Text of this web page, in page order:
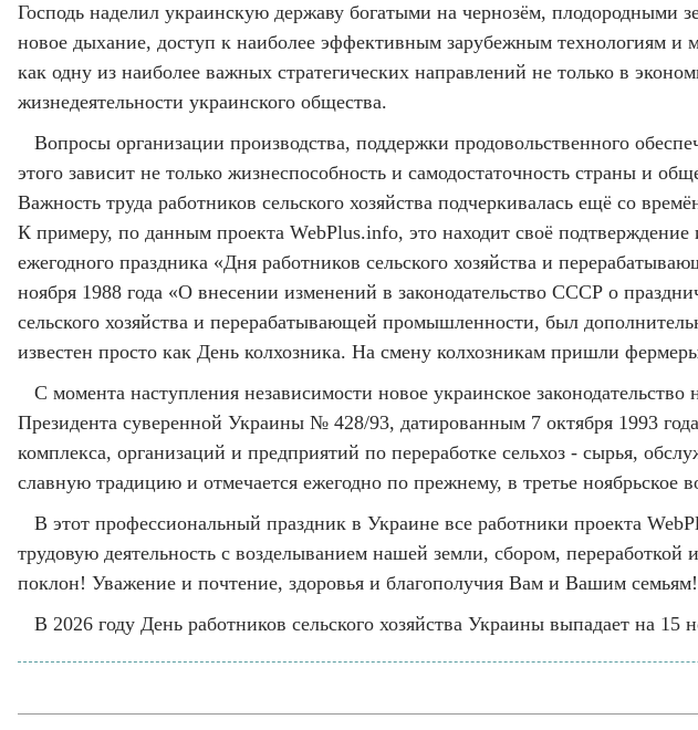
Господь наделил украинскую державу богатыми на чернозём, плодородными
новое дыхание, доступ к наиболее эффективным зарубежным технологиям и
как одну из наиболее важных стратегических направлений не только в
жизнедеятельности украинского общества.
Вопросы организации производства, поддержки продовольственного
этого зависит не только жизнеспособность и самодостаточность страны и
Важность труда работников сельского хозяйства подчеркивалась ещё со
К примеру, по данным проекта WebPlus.info, это находит своё
ежегодного праздника «Дня работников сельского хозяйства и
ноября 1988 года «О внесении изменений в законодательство СССР о
сельского хозяйства и перерабатывающей промышленности, был
известен просто как День колхозника. На смену колхозникам пришли
С момента наступления независимости новое украинское
Президента суверенной Украины № 428/93, датированным 7 октября 1993
комплекса, организаций и предприятий по переработке сельхоз - сырья,
славную традицию и отмечается ежегодно по прежнему, в третье ноябрьское
В этот профессиональный праздник в Украине все работники проекта
трудовую деятельность с возделыванием нашей земли, сбором,
поклон! Уважение и почтение, здоровья и благополучия Вам и Вашим
В 2026 году День работников сельского хозяйства Украины выпадает на 15